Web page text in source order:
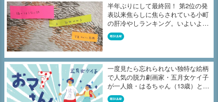
半年ぶりにして最終回！ 第2位の発
表以来焦らしに焦らされている小町
の肝冷やしランキング。いよいよ、
よ...
REGULAR
一度見たら忘れられない独特な絵柄
で人気の脱力劇画家・五月女ケイ子
が一人娘・はるちゃん（13歳）との
毎...
REGULAR